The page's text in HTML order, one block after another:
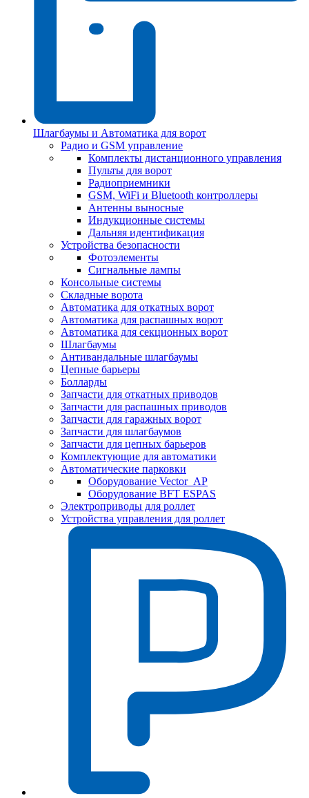
Шлагбаумы и Автоматика для ворот
Радио и GSM управление
Комплекты дистанционного управления
Пульты для ворот
Радиоприемники
GSM, WiFi и Bluetooth контроллеры
Антенны выносные
Индукционные системы
Дальняя идентификация
Устройства безопасности
Фотоэлементы
Сигнальные лампы
Консольные системы
Складные ворота
Автоматика для откатных ворот
Автоматика для распашных ворот
Автоматика для секционных ворот
Шлагбаумы
Антивандальные шлагбаумы
Цепные барьеры
Болларды
Запчасти для откатных приводов
Запчасти для распашных приводов
Запчасти для гаражных ворот
Запчасти для шлагбаумов
Запчасти для цепных барьеров
Комплектующие для автоматики
Автоматические парковки
Оборудование Vector_AP
Оборудование BFT ESPAS
Электроприводы для роллет
Устройства управления для роллет